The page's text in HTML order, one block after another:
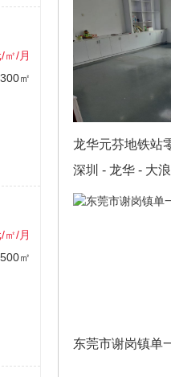
㎡/月
300㎡
㎡/月
㎡
深圳 - 龙华 - 大浪